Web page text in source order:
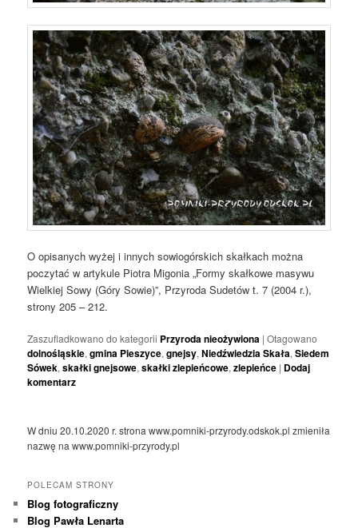
O opisanych wyżej i innych sowiogórskich skałkach można
poczytać w artykule Piotra Migonia „Formy skałkowe masywu
Wielkiej Sowy (Góry Sowie)”, Przyroda Sudetów t. 7 (2004 r.),
strony 205 – 212.
Zaszufladkowano do kategorii Przyroda nieożywiona |Otagowano
dolnośląskie,gmina Pieszyce,gnejsy,Niedźwiedzia Skała,Siedem
Sówek,skałki gnejsowe,skałki zlepieńcowe,zlepieńce | Dodaj
komentarz
W dniu 20.10.2020 r. strona www.pomniki-przyrody.odskok.pl zmieniła
nazwę na www.pomniki-przyrody.pl
POLECAM STRONY
Blog fotograficzny
Blog Pawła Lenarta